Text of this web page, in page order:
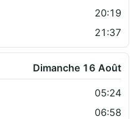
20:19
21:37
Dimanche 16 Août
05:24
06:58